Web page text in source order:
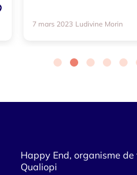
7 mars 2023 Ludivine Morin
Happy End, organisme
Qualiopi